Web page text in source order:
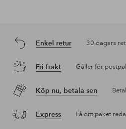
Enkel retur 30 dagars
Fri frakt Gäller för
Köp nu, betala sen
Express Få ditt paket